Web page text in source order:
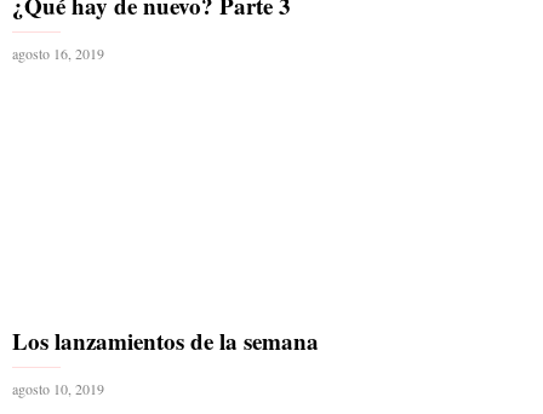
agosto 16, 2019
Los lanzamientos de la semana
agosto 10, 2019